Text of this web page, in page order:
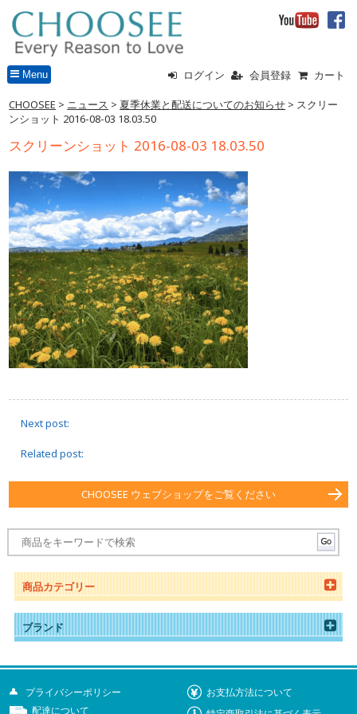
ログイン 会員登録 カート
Menu
CHOOSEE > ニュース > 夏季休業と配送についてのお知らせ > スクリー
ンショット 2016-08-03 18.03.50
スクリーンショット 2016-08-03 18.03.50
Next post:
Related post:
CHOOSEE ウェブショップをご覧ください
商品カテゴリー
ブランド
プライバシーポリシー
お支払方法について
配達について